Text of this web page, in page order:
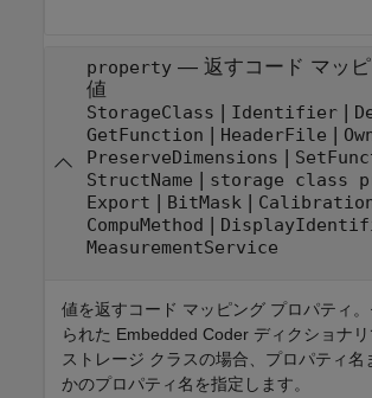
property— 返すコード マッ
値
StorageClass | Identifier|
GetFunction | HeaderFile |
PreserveDimensions |
StructName | storage class
Export | BitMask|
CompuMethod |
MeasurementService
値を返すコード マッピング プロパティ
られた Embedded Coder ディクショナ
ストレージ クラスの場合、プロパティ名
かのプロパティ名を指定します。